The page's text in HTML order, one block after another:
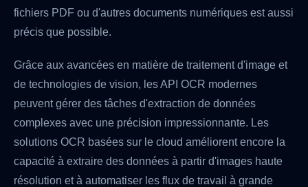
fichiers PDF ou d'autres documents numériques est aussi
précis que possible.
Grâce aux avancées en matière de traitement d'image et
de technologies de vision, les API OCR modernes
peuvent gérer des tâches d'extraction de données
complexes avec une précision impressionnante. Les
solutions OCR basées sur le cloud améliorent encore la
capacité à extraire des données à partir d'images haute
résolution et à automatiser les flux de travail à grande